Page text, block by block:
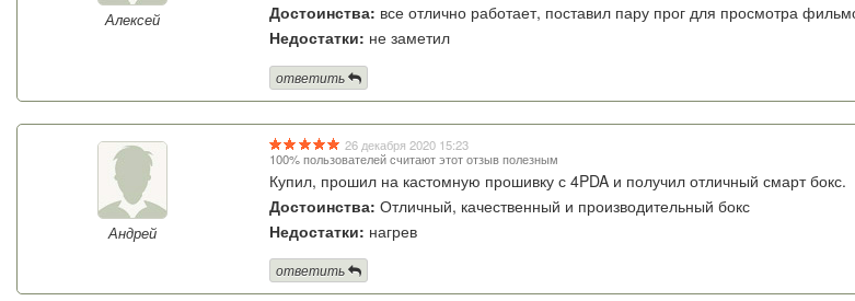
Алексей
Достоинства: все отлично работает, поставил пару прог для просмотра
Недостатки: не заметил
ответить
Андрей
26 декабря 2020 15:23
100% пользователей считают этот отзыв полезным
Купил, прошил на кастомную прошивку с 4PDA и получил отличный смарт бокс.
Достоинства: Отличный, качественный и производительный бокс
Недостатки: нагрев
ответить